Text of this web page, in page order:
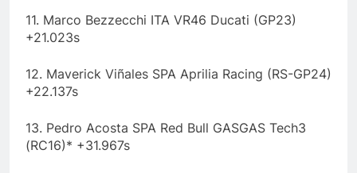
11. Marco Bezzecchi ITA VR46 Ducati (GP23)
+21.023s
12. Maverick Viñales SPA Aprilia Racing (RS-GP24)
+22.137s
13. Pedro Acosta SPA Red Bull GASGAS Tech3
(RC16)* +31.967s